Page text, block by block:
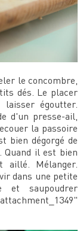
le concombre,
dés. Le placer
égoutter.
d'un presse-ail,
la passoire
bien dégorgé de
Quand il est bien
aillé. Mélanger.
dans une petite
et saupoudrer